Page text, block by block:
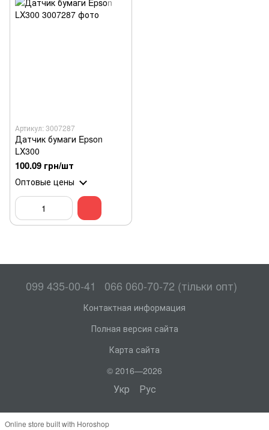
Артикул: 3007287
Датчик бумаги Epson
LX300
100.09 грн/шт
Оптовые цены
099 435-00-41 066 060-70-72 (тільки опт)
Контактная информация
Полная версия сайта
Карта сайта
© 2016—2026
Укр Рус
Online store built with Horoshop